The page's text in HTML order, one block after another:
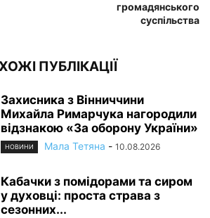
громадянського
суспільства
ПУБЛІКАЦІЇ
Захисника з Вінниччини
Михайла Римарчука нагородили
відзнакою «За оборону України»
НОВИНИ Мала Тетяна - 10.08.2026
Кабачки з помідорами та сиром
у духовці: проста страва з
сезонних...